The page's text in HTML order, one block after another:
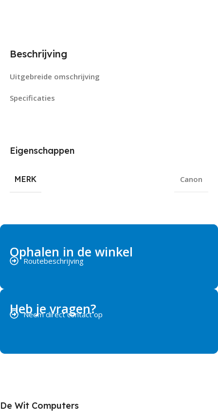
Beschrijving
Uitgebreide omschrijving
Specificaties
Eigenschappen
MERK Canon
Ophalen in de winkel
Routebeschrijving
Heb je vragen?
Neem direct contact op
De Wit Computers